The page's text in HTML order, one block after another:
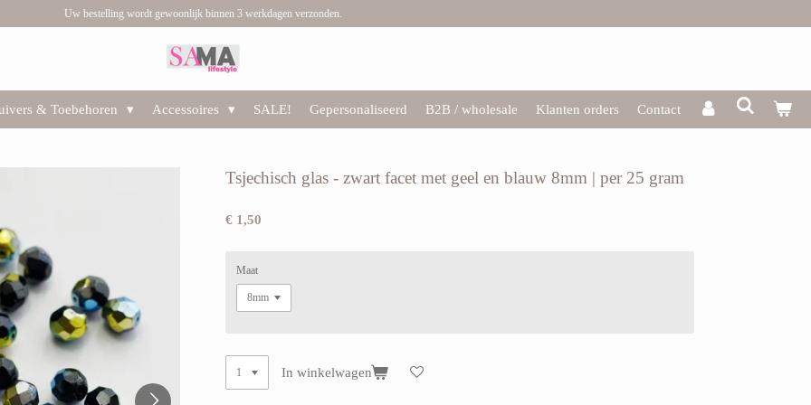
Uw bestelling wordt gewoonlijk binnen 3 werkdagen verzonden.
& Toebehoren Accessoires SALE! Gepersonaliseerd B2B / wholesale Klanten orders Contact
Tsjechisch glas - zwart facet met geel en blauw 8mm | per 25 gram
€ 1,50
Maat
In winkelwagen